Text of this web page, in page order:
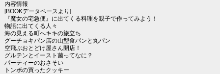
内容情報
[BOOKデータベースより]
『魔女の宅急便』に出てくる料理を親子で作ってみよう！
物語に出てくる人々
海の見える町へキキの旅立ち
グーチョキパン店の山型食パンと丸パン
空飛ぶおとどけ屋さん開店！
グルテンとイースト菌ってなに？
パーティーのおさそい
トンボの買ったクッキー